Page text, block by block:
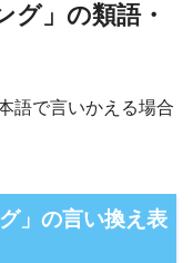
グ」の類語・
語で言いかえる場合
」の言い換え表